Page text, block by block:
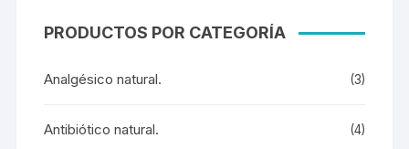
PRODUCTOS POR CATEGORÍA
Analgésico natural. (3)
Antibiótico natural. (4)